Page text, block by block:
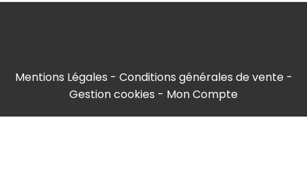
Mentions Légales
Conditions générales de vente
Gestion cookies
Mon Compte